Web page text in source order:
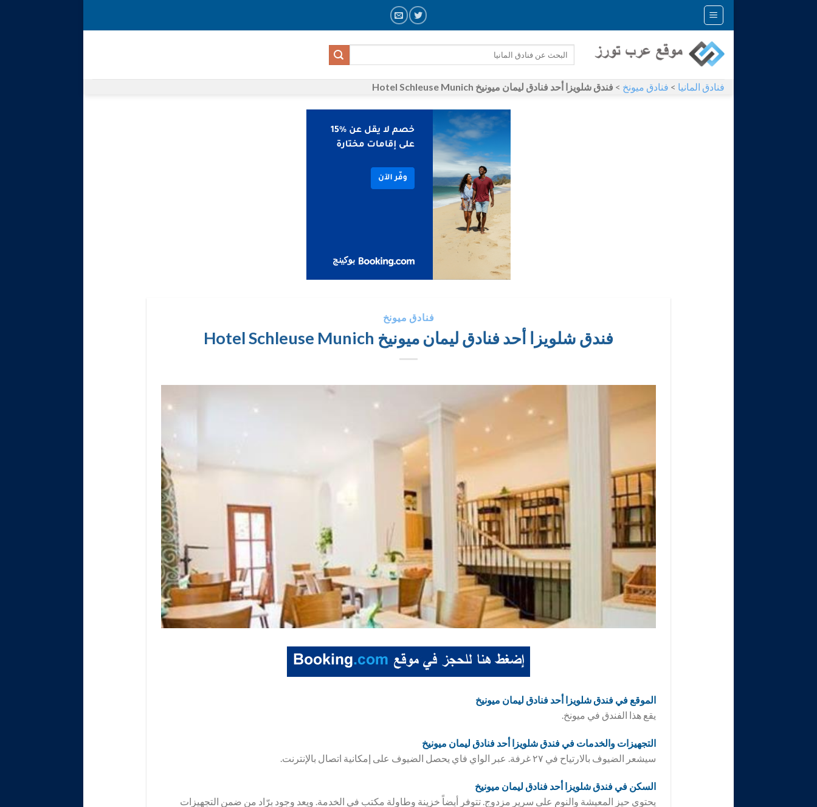
Skip
فنادق المانيا > فنادق ميونخ > فندق شلويزا أحد فنادق ليمان ميونيخ Hotel Schleuse Munich
فنادق ميونخ
فندق شلويزا أحد فنادق ليمان ميونيخ Hotel Schleuse Munich
الموقع في فندقشلويزا أحد فنادق ليمان ميونيخ
يقع هذا الفندق في ميونخ.
التجهيزات والخدمات في فندقشلويزا أحد فنادق ليمان ميونيخ
سيشعر الضيوف بالارتياح في ٢٧ غرفة. عبر الواي فاي يحصل الضيوف على إمكانية اتصال بالإنترنت.
السكن في فندقشلويزا أحد فنادق ليمان ميونيخ
يحتوي حيز المعيشة والنوم على سرير مزدوج. تتوفر أيضاً خزينة وطاولة مكتب في الخدمة. ويعد وجود برّاد من ضمن التجهيزات